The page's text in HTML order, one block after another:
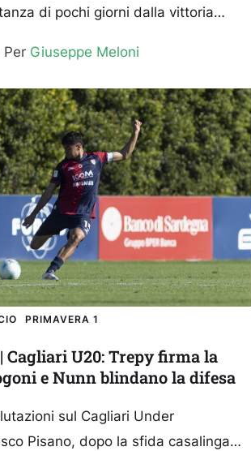
di pochi giorni dalla vittoria
Per Giuseppe Meloni
PRIMAVERA 1
Cagliari U20: Trepy firma la
e Nunn blindano la difesa
sul Cagliari Under
Pisano, dopo la sfida casalinga